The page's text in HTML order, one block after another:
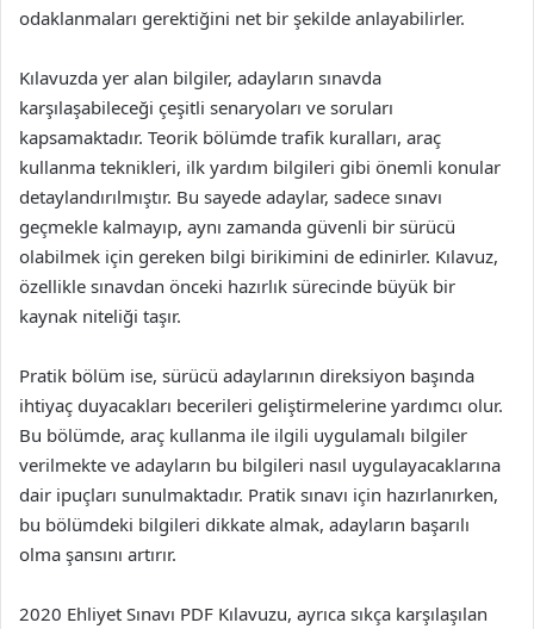
odaklanmaları gerektiğini net bir şekilde anlayabilirler.
Kılavuzda yer alan bilgiler, adayların sınavda
karşılaşabileceği çeşitli senaryoları ve soruları
kapsamaktadır. Teorik bölümde trafik kuralları, araç
kullanma teknikleri, ilk yardım bilgileri gibi önemli konular
detaylandırılmıştır. Bu sayede adaylar, sadece sınavı
geçmekle kalmayıp, aynı zamanda güvenli bir sürücü
olabilmek için gereken bilgi birikimini de edinirler. Kılavuz,
özellikle sınavdan önceki hazırlık sürecinde büyük bir
kaynak niteliği taşır.
Pratik bölüm ise, sürücü adaylarının direksiyon başında
ihtiyaç duyacakları becerileri geliştirmelerine yardımcı olur.
Bu bölümde, araç kullanma ile ilgili uygulamalı bilgiler
verilmekte ve adayların bu bilgileri nasıl uygulayacaklarına
dair ipuçları sunulmaktadır. Pratik sınavı için hazırlanırken,
bu bölümdeki bilgileri dikkate almak, adayların başarılı
olma şansını artırır.
2020 Ehliyet Sınavı PDF Kılavuzu, ayrıca sıkça karşılaşılan